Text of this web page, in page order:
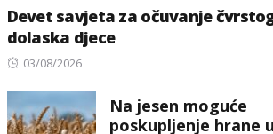
Devet savjeta za očuvanje
dolaska djece
Posted
03/08/2026
Na jesen moguće
poskupljenje hrane